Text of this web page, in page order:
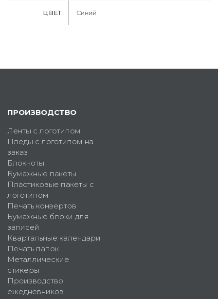
ЦВЕТ Синий
ПРОИЗВОДСТВО
Ленты с логотипом
Пледы с логотипом на
заказ
Блокноты
Бумажные пакеты
Пластиковые пакеты с
логотипом
Печать конвертов
Бумажные блоки для
записей
Квартальные календари
Печать папок
Металлические
стикеры
Производство
ежедневников